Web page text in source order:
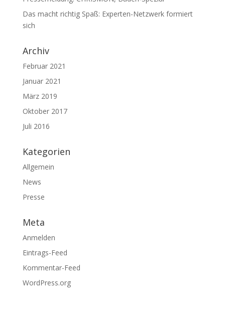
Das macht richtig Spaß: Experten-Netzwerk formiert
sich
Archiv
Februar 2021
Januar 2021
März 2019
Oktober 2017
Juli 2016
Kategorien
Allgemein
News
Presse
Meta
Anmelden
Eintrags-Feed
Kommentar-Feed
WordPress.org